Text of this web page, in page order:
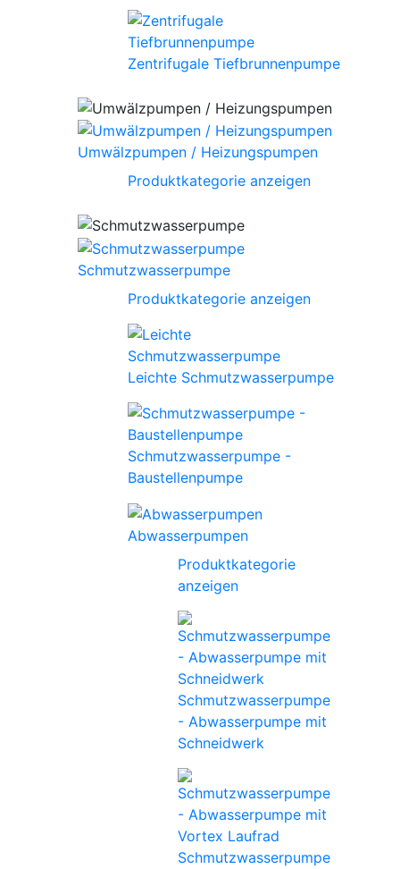
Zentrifugale Tiefbrunnenpumpe
Umwälzpumpen / Heizungspumpen
Produktkategorie anzeigen
Schmutzwasserpumpe
Produktkategorie anzeigen
Leichte Schmutzwasserpumpe
Schmutzwasserpumpe -
Baustellenpumpe
Abwasserpumpen
Produktkategorie
anzeigen
Schmutzwasserpumpe
- Abwasserpumpe mit
Schneidwerk
Schmutzwasserpumpe